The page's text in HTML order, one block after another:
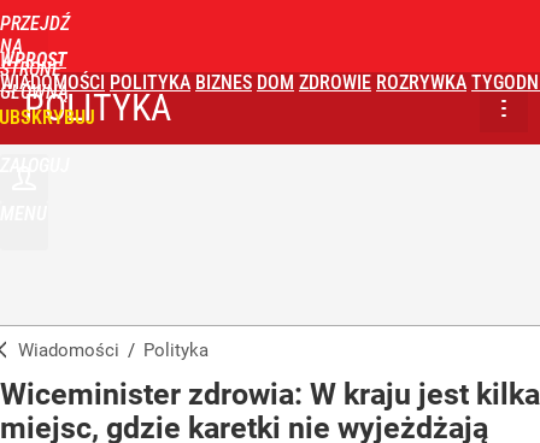
PRZEJDŹ
NA
STRONĘ
GŁÓWNĄ
WPROST
WIADOMOŚCI POLITYKA BIZNES DOM ZDROWIE ROZRYWKA
POLITYKA
Wiadomości / Polityka
Wiceminister zdrowia: W kraju jest kilka
miejsc, gdzie karetki nie wyjeżdżają